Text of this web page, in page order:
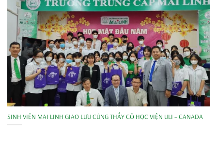
SINH VIÊN MAI LINH GIAO LƯU CÙNG THẦY CÔ HỌC VIỆN ULI – CANADA